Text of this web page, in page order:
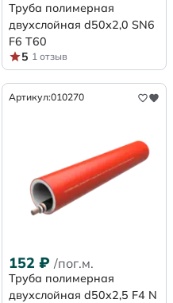
Труба полимерная
двухслойная d50х2,0 SN6
F6 Т60
5 1 отзыв
Артикул:010270
152 ₽ /пог.м.
Труба полимерная
двухслойная d50x2,5 F4 N